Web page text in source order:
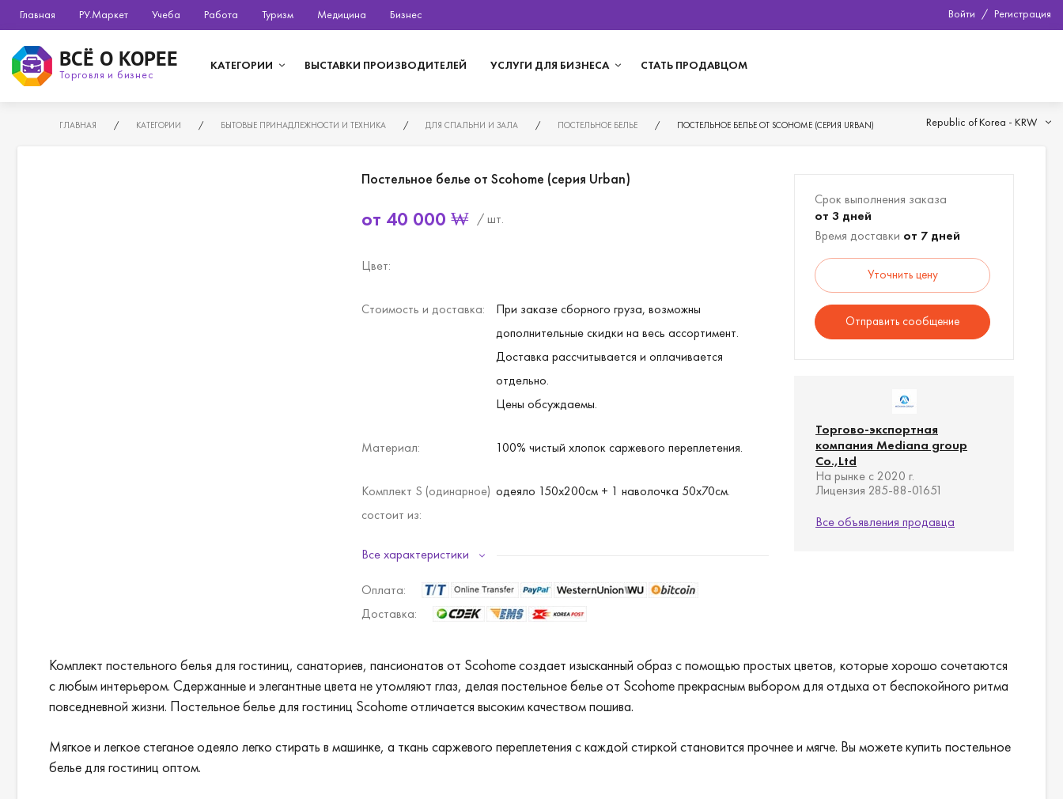
Главная РУ.Маркет Учеба Работа Туризм Медицина Бизнес Войти / Регистрация
ВСЁ О КОРЕЕ
Торговля и бизнес
КАТЕГОРИИ ВЫСТАВКИ ПРОИЗВОДИТЕЛЕЙ УСЛУГИ ДЛЯ БИЗНЕСА СТАТЬ ПРОДАВЦОМ
ГЛАВНАЯ / КАТЕГОРИИ / БЫТОВЫЕ ПРИНАДЛЕЖНОСТИ И ТЕХНИКА / ДЛЯ СПАЛЬНИ И ЗАЛА / ПОСТЕЛЬНОЕ БЕЛЬЕ / ПОСТЕЛЬНОЕ БЕЛЬЕ ОТ SCOHOME (СЕРИЯ URBAN) Republic of Korea - KRW
Постельное белье от Scohome (серия Urban)
от 40 000 ₩ / шт.
Цвет:
Стоимость и доставка:
При заказе сборного груза, возможны
дополнительные скидки на весь ассортимент.
Доставка рассчитывается и оплачивается
отдельно.
Цены обсуждаемы.
Материал: 100% чистый хлопок саржевого переплетения.
Комплект S (одинарное)
состоит из:
одеяло 150х200см + 1 наволочка 50х70см.
Комплект D (двойное)
состоит из:
Примечание:
При покупке комплекта D (двойное), цена
увеличится на 15 000 Вон.
Все характеристики
Оплата:
Доставка:
Срок выполнения заказа
от 3 дней
Время доставки от 7 дней
Уточнить цену
Отправить сообщение
Торгово-экспортная
компания Mediana group
Co.,Ltd
На рынке с 2020 г.
Лицензия 285-88-01651
Все объявления продавца
Комплект постельного белья для гостиниц, санаториев, пансионатов от Scohome создает изысканный образ с помощью простых цветов, которые хорошо сочетаются
с любым интерьером. Сдержанные и элегантные цвета не утомляют глаз, делая постельное белье от Scohome прекрасным выбором для отдыха от беспокойного ритма
повседневной жизни. Постельное белье для гостиниц Scohome отличается высоким качеством пошива.
Мягкое и легкое стеганое одеяло легко стирать в машинке, а ткань саржевого переплетения с каждой стиркой становится прочнее и мягче. Вы можете купить постельное
белье для гостиниц оптом.